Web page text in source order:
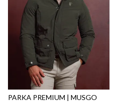
Politique d'expédition
ici
PARKA PREMIUM | MUSGO